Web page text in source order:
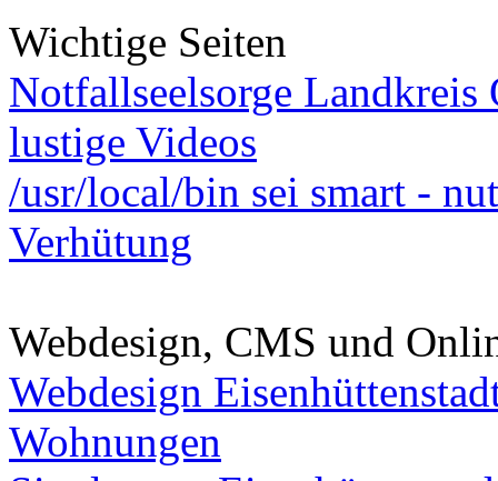
Wichtige Seiten
Notfallseelsorge Landkreis
lustige Videos
/usr/local/bin sei smart -
Verhütung
Webdesign, CMS und
Webdesign
Wohnungen